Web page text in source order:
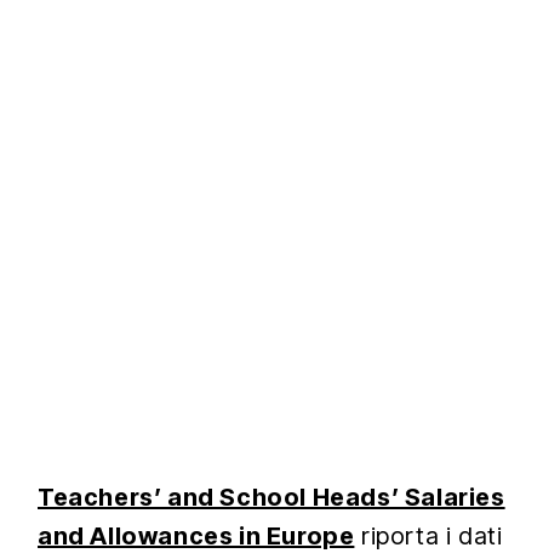
Teachers’ and School Heads’ Salaries
and Allowances in Europe riporta i dati